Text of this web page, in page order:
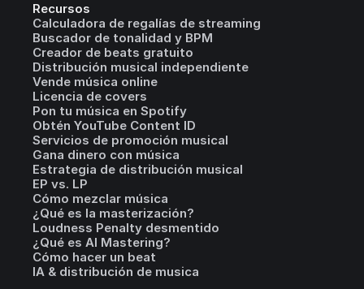
Recursos
Calculadora de regalías de streaming
Buscador de tonalidad y BPM
Creador de beats gratuito
Distribución musical independiente
Vende música online
Licencia de covers
Pon tu música en Spotify
Obtén YouTube Content ID
Servicios de promoción musical
Gana dinero con música
Estrategia de distribución musical
EP vs. LP
Cómo mezclar música
¿Qué es la masterización?
Loudness Penalty desmentido
¿Qué es AI Mastering?
Cómo hacer un beat
IA & distribución de musica